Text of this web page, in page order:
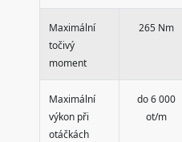
Maximální
točivý
moment
265 Nm
Maximální
výkon při
otáčkách
do 6 000
ot/m